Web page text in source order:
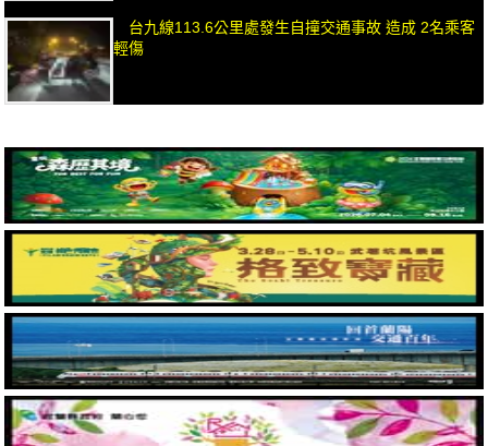
台九線113.6公里處發生自撞交通事故 造成 2名乘客
輕傷